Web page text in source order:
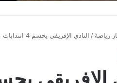
رياضة / النادي الإفريقي يحسم 4 انتدابات